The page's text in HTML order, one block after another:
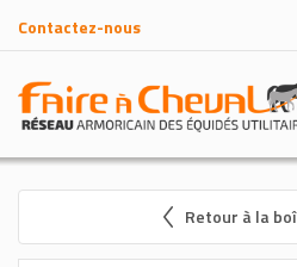
Contactez-nous
Retour à la